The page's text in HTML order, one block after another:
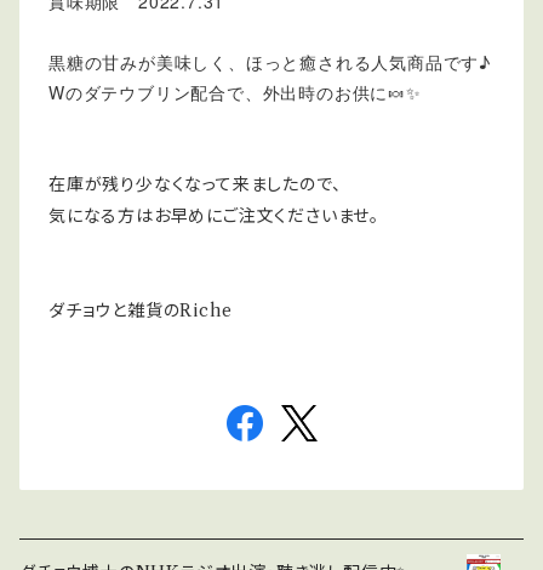
黒糖の甘みが美味しく、ほっと癒される人気商品です♪
Wのダテウブリン配合で、外出時のお供に🍬✨
在庫が残り少なくなって来ましたので、
気になる方はお早めにご注文くださいませ。
ダチョウと雑貨のRiche